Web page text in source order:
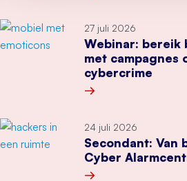
27 juli 2026
Webinar: bereik
met campagnes
cybercrime
24 juli 2026
Secondant: Van
Cyber